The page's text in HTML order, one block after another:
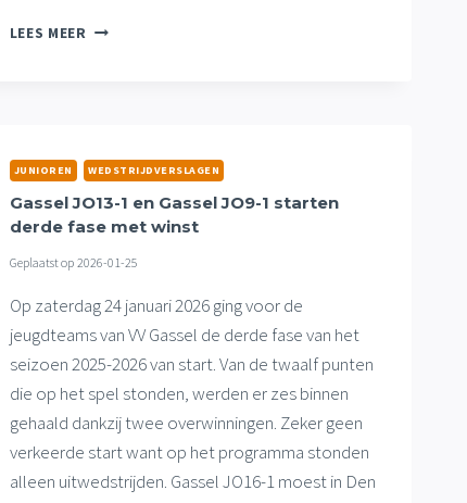
LEES MEER GASSEL
1
WINNEN
OOK
TWEEDE
DUEL
DRIE
JUNIOREN WEDSTRIJDVERSLAGEN
Gassel JO13-1 en Gassel JO9-1 starten
derde fase met winst
Geplaatst op 2026-01-25
Op zaterdag 24 januari 2026 ging voor de
jeugdteams van VV Gassel de derde fase van het
seizoen 2025-2026 van start. Van de twaalf punten
die op het spel stonden, werden er zes binnen
gehaald dankzij twee overwinningen. Zeker geen
verkeerde start want op het programma stonden
alleen uitwedstrijden. Gassel JO16-1 moest in Den